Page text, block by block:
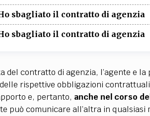
sbagliato il contratto di agenzia
sbagliato il contratto di agenzia
del contratto di agenzia, l’agente e
rispettive obbligazioni
e, pertanto, anche nel corso
può comunicare all’altra in qualsiasi